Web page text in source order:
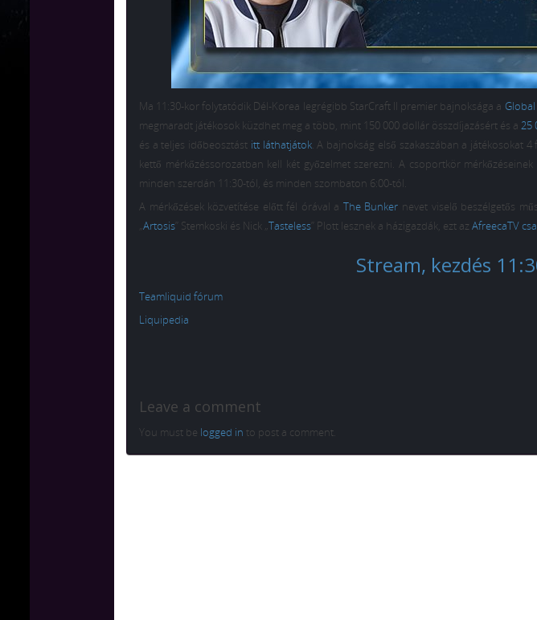
Ma 11:30-kor folytatódik Dél-Korea legrégibb StarCraft II premier bajnoksága a
megmaradt játékosok küzdhet meg a több, mint 150 000 dollár összdíjazásért és a 25
és a teljes időbeosztást itt láthatjátok. A bajnokság első szakaszában a játékosokat
kettő mérkőzéssorozatban kell két győzelmet szerezni. A csoportkör
minden szerdán 11:30-tól, és minden szombaton 6:00-tól.
A mérkőzések közvetítése előtt fél órával a The Bunker nevet viselő beszélgetős
„Artosis ” Stemkoski és Nick „Tasteless ” Plott lesznek a házigazdák, ezt az AfreecaTV
Stream, kezdés
Teamliquid fórum
Liquipedia
Leave a comment
You must be logged in to post a comment.